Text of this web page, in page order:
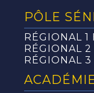
PÔLE
RÉGIONAL 1
RÉGIONAL
RÉGIONAL